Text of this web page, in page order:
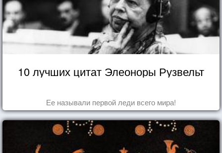
10 лучших цитат Элеоноры Рузвельт
Ее называли первой леди всего мира!